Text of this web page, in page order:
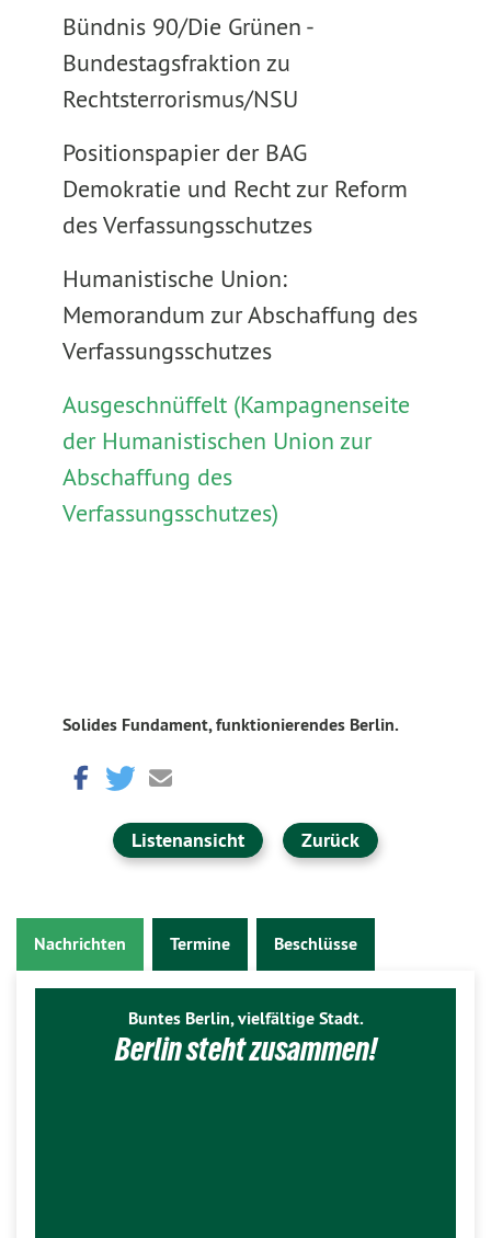
Bündnis 90/Die Grünen -
Bundestagsfraktion zu
Rechtsterrorismus/NSU
Positionspapier der BAG
Demokratie und Recht zur Reform
des Verfassungsschutzes
Humanistische Union:
Memorandum zur Abschaffung des
Verfassungsschutzes
Ausgeschnüffelt (Kampagnenseite
der Humanistischen Union zur
Abschaffung des
Verfassungsschutzes)
Solides Fundament, funktionierendes Berlin.
Listenansicht Zurück
Nachrichten Termine Beschlüsse
Buntes Berlin, vielfältige Stadt.
Berlin steht zusammen!